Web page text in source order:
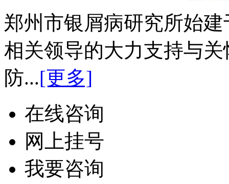
郑州市银屑病研究所始
相关领导的大力支持与
防...[更多]
在线咨询
网上挂号
我要咨询